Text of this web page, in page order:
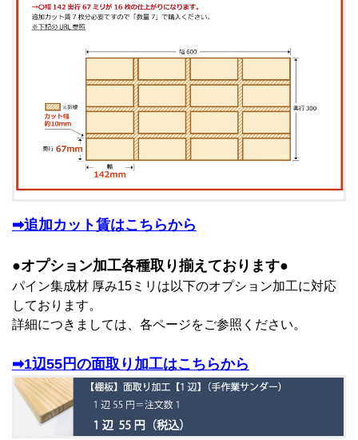
➡追加カット賃はこちらから
●オプション加工各種取り揃えております●
パイン集成材 厚み15ミリは以下のオプション加工に対応
しております。
詳細につきましては、各ページをご参照ください。
➡1辺55円の面取り加工はこちらから